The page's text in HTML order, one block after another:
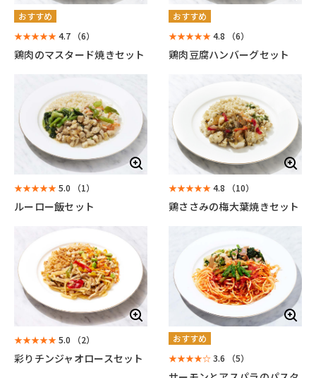
おすすめ
★★★★★4.7 （6）
鶏肉のマスタード焼きセット
おすすめ
★★★★★4.8 （6）
鶏肉豆腐ハンバーグセット
★★★★★5.0 （1）
ルーロー飯セット
★★★★★4.8 （10）
鶏ささみの梅大葉焼きセット
★★★★★5.0 （2）
彩りチンジャオロースセット
おすすめ
★★★★☆3.6 （5）